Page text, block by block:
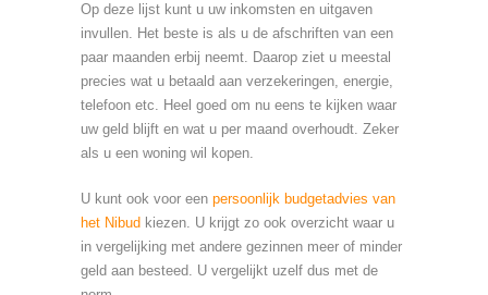
Op deze lijst kunt u uw inkomsten en uitgaven
invullen. Het beste is als u de afschriften van een
paar maanden erbij neemt. Daarop ziet u meestal
precies wat u betaald aan verzekeringen, energie,
telefoon etc. Heel goed om nu eens te kijken waar
uw geld blijft en wat u per maand overhoudt. Zeker
als u een woning wil kopen.
U kunt ook voor een persoonlijk budgetadvies van
het Nibud kiezen. U krijgt zo ook overzicht waar u
in vergelijking met andere gezinnen meer of minder
geld aan besteed. U vergelijkt uzelf dus met de